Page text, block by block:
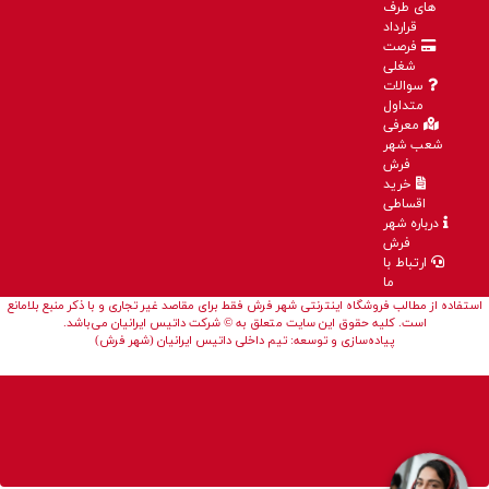
های طرف
قرارداد
فرصت
شغلی
سوالات
متداول
معرفی
شعب شهر
فرش
خرید
اقساطی
درباره شهر
فرش
ارتباط با
ما
استفاده از مطالب فروشگاه اینترنتی شهر فرش فقط برای مقاصد غیر تجاری و با ذکر منبع بلامانع
است. کلیه حقوق این سایت متعلق به © شرکت داتیس ایرانیان می‌باشد.
پیاده‌سازی و توسعه: تیم داخلی داتیس ایرانیان (شهر فرش)